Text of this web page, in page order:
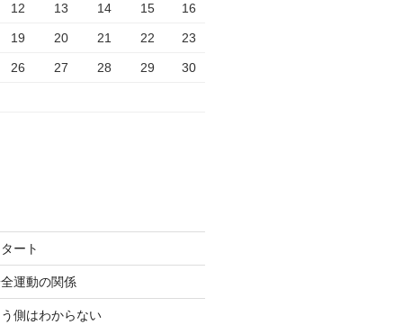
12 13 14 15 16
19 20 21 22 23
26 27 28 29 30
ート
運動の関係
側はわからない